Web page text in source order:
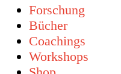
Forschung
Bücher
Coachings
Workshops